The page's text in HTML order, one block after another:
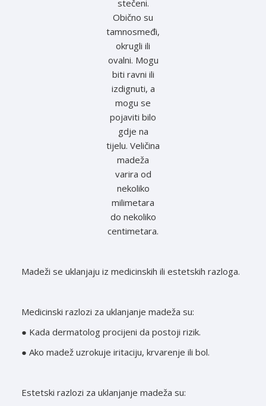
stečeni.
Obično su
tamnosmeđi,
okrugli ili
ovalni. Mogu
biti ravni ili
izdignuti, a
mogu se
pojaviti bilo
gdje na
tijelu. Veličina
madeža
varira od
nekoliko
milimetara
do nekoliko
centimetara.
Madeži se uklanjaju iz medicinskih ili estetskih razloga.
Medicinski razlozi za uklanjanje madeža su:
● Kada dermatolog procijeni da postoji rizik.
● Ako madež uzrokuje iritaciju, krvarenje ili bol.
Estetski razlozi za uklanjanje madeža su: